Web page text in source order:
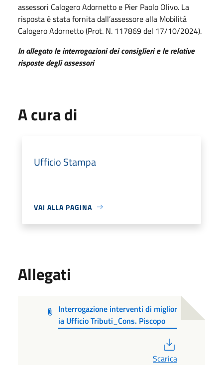
assessori Calogero Adornetto e Pier Paolo Olivo. La
risposta è stata fornita dall’assessore alla Mobilità
Calogero Adornetto (Prot. N. 117869 del 17/10/2024).
In allegato le interrogazioni dei consiglieri e le relative
risposte degli assessori
A cura di
Ufficio Stampa
VAI ALLA PAGINA
Allegati
Interrogazione interventi di miglior
ia Ufficio Tributi_Cons. Piscopo
Scarica